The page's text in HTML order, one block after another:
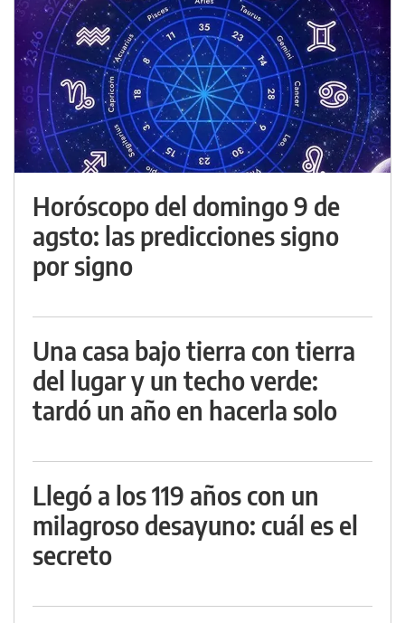
Horóscopo del domingo 9 de
agsto: las predicciones signo
por signo
Una casa bajo tierra con tierra
del lugar y un techo verde:
tardó un año en hacerla solo
Llegó a los 119 años con un
milagroso desayuno: cuál es el
secreto